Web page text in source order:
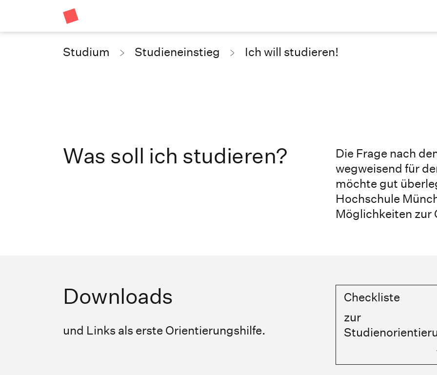
Studium Studieneinstieg Ich will studieren!
Was soll ich studieren?
Die Frage nach
wegweisend für
möchte gut
Hochschule
Möglichkeiten zur
Downloads
und Links als erste Orientierungshilfe.
Checkliste
zur